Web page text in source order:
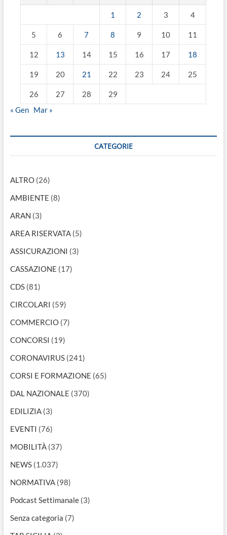
1 2 3 4
5 6 7 8 9 10 11
12 13 14 15 16 17 18
19 20 21 22 23 24 25
26 27 28
29
« Gen Mar »
CATEGORIE
ALTRO(26)
AMBIENTE (8)
ARAN (3)
AREA RISERVATA(5)
ASSICURAZIONI (3)
CASSAZIONE (17)
CDS(81)
CIRCOLARI (59)
COMMERCIO(7)
CONCORSI (19)
CORONAVIRUS(241)
CORSI E FORMAZIONE (65)
DAL NAZIONALE (370)
EDILIZIA(3)
EVENTI (76)
MOBILITÀ(37)
NEWS(1.037)
NORMATIVA(98)
Podcast Settimanale(3)
Senza categoria (7)